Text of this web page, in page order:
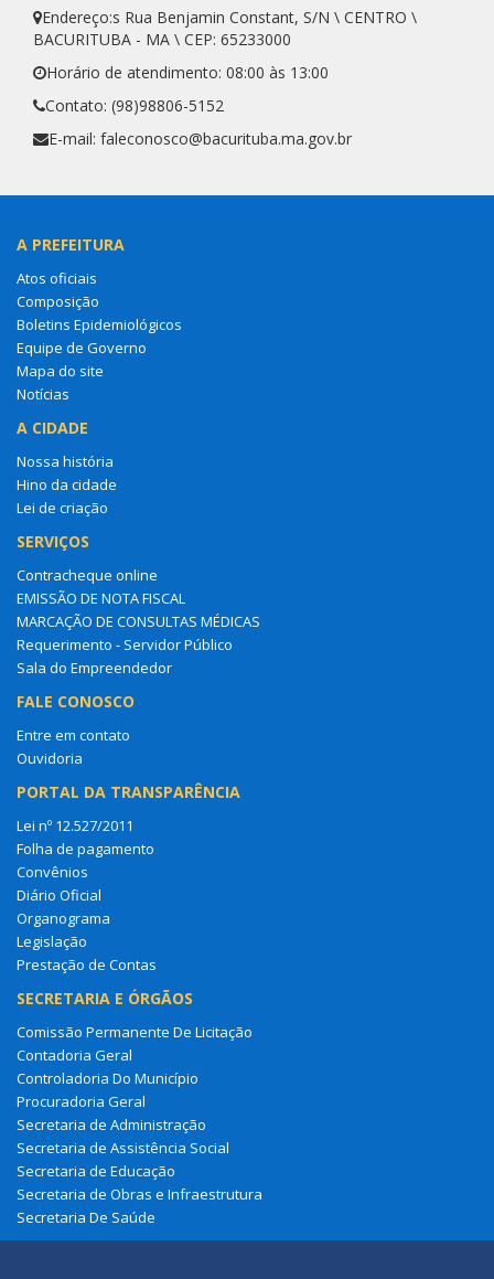
Endereço:s Rua Benjamin Constant, S/N \ CENTRO \
BACURITUBA - MA \ CEP: 65233000
Horário de atendimento: 08:00 às 13:00
Contato: (98)98806-5152
E-mail: faleconosco@bacurituba.ma.gov.br
A PREFEITURA
Atos oficiais
Composição
Boletins Epidemiológicos
Equipe de Governo
Mapa do site
Notícias
A CIDADE
Nossa história
Hino da cidade
Lei de criação
SERVIÇOS
Contracheque online
EMISSÃO DE NOTA FISCAL
MARCAÇÃO DE CONSULTAS MÉDICAS
Requerimento - Servidor Público
Sala do Empreendedor
FALE CONOSCO
Entre em contato
Ouvidoria
PORTAL DA TRANSPARÊNCIA
Lei nº 12.527/2011
Folha de pagamento
Convênios
Diário Oficial
Organograma
Legislação
Prestação de Contas
SECRETARIA E ÓRGÃOS
Comissão Permanente De Licitação
Contadoria Geral
Controladoria Do Município
Procuradoria Geral
Secretaria de Administração
Secretaria de Assistência Social
Secretaria de Educação
Secretaria de Obras e Infraestrutura
Secretaria De Saúde